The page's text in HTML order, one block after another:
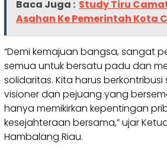
Baca Juga : Study Tiru
Asahan Ke Pemerintah Kota
“Demi kemajuan bangsa, sangat
semua untuk bersatu padu dan
solidaritas. Kita harus
visioner dan pejuang yang
hanya memikirkan kepentingan
kesejahteraan bersama,” ujar
Hambalang Riau.